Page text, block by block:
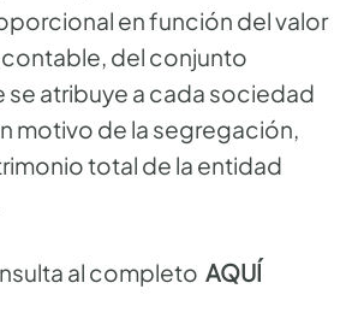
en función del valor
del conjunto
se atribuye a cada sociedad
motivo de la segregación,
total de la entidad
al completo AQUÍ